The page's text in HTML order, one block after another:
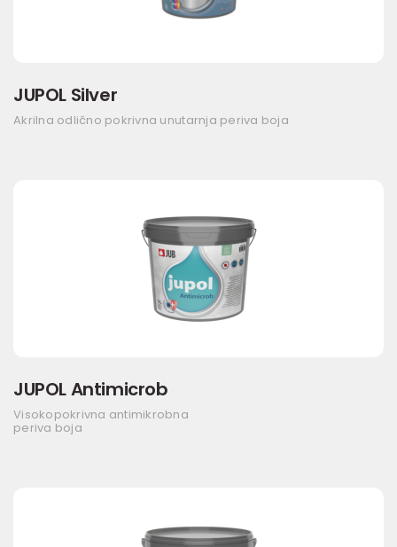
JUPOL Silver
Akrilna odlično pokrivna unutarnja periva boja
JUPOL Antimicrob
Visokopokrivna antimikrobna
periva boja